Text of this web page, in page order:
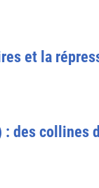
et la
des collines